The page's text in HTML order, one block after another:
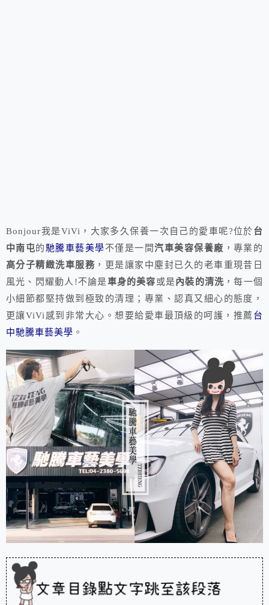
Bonjour我是ViVi，大家多久保養一次自己的愛車呢?位於台
中南屯的馳騰車藝美學不僅是一間汽車美容保養廠 ，專業的
高分子精緻洗車服務 ，更是讓家中塵封已久的老車重現昔日
風光、閃耀動人!不論是車身的美容或是內裝的清洗 ，每一個
小細節都堅持做到極致的清理；專業、認真又細心的態度，
更讓ViVi感到非常大心。想要給愛車最頂級的呵護，推薦 台
中馳騰車藝美學 。